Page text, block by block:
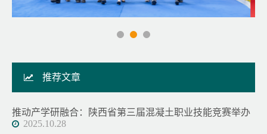
推荐文章
推动产学研融合：陕西省第三届混凝土职业技能竞赛举办
2025.10.28